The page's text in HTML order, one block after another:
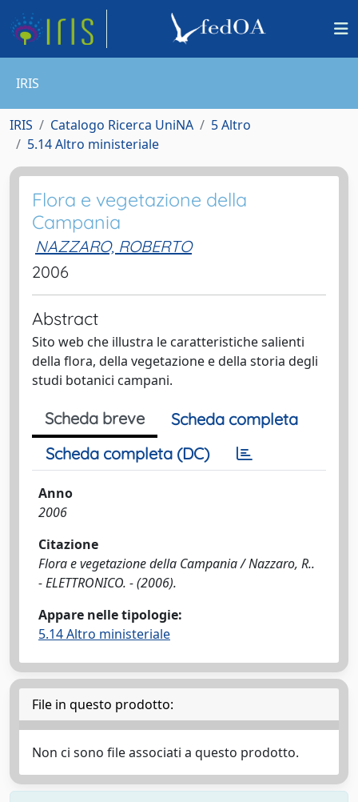
IRIS
IRIS Catalogo Ricerca UniNA
5 Altro
5.14 Altro ministeriale
Flora e vegetazione della
Campania
NAZZARO, ROBERTO
2006
Abstract
Sito web che illustra le caratteristiche salienti
della flora, della vegetazione e della storia degli
studi botanici campani.
Scheda breve
Scheda completa
Scheda completa (DC)
Anno
2006
Citazione
Flora e vegetazione della Campania / Nazzaro, R..
- ELETTRONICO. - (2006).
Appare nelle tipologie:
5.14 Altro ministeriale
File in questo prodotto:
Non ci sono file associati a questo prodotto.